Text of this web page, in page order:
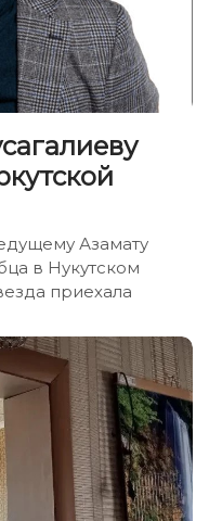
Азамату
в Нукутском
приехала